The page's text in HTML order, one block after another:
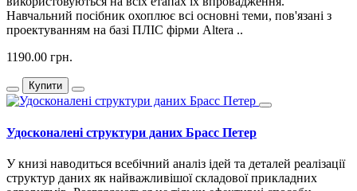
Навчальний посібник охоплює всі основні теми, пов'язані з
проектуванням на базі ПЛІС фірми Altera ..
1190.00 грн.
Купити
Удосконалені структури даних Брасс Петер
У книзі наводиться всебічний аналіз ідей та деталей реалізації
структур даних як найважливішої складової прикладних